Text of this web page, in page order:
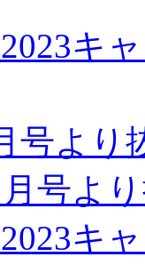
キ
号よ
号よ
キ